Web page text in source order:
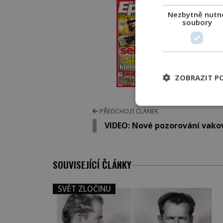
PŘEDCHOZÍ ČLÁNEK
VIDEO: Nové pozorování
SOUVISEJÍCÍ ČLÁNKY
SVĚT ZLOČINU
Nezbytně
soubory
ZOBRAZIT